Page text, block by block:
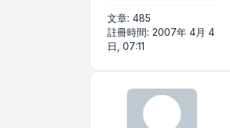
文章: 485
註冊時間: 2007年 4月 4
日, 07:11